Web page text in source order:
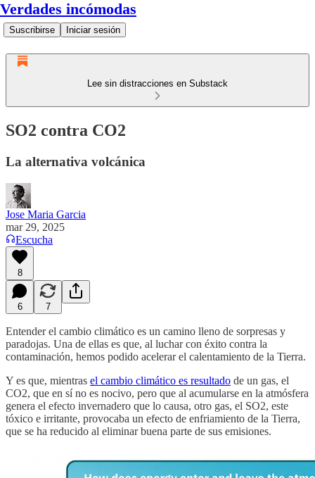
Verdades incómodas
Suscribirse Iniciar sesión
Lee sin distracciones en Substack
SO2 contra CO2
La alternativa volcánica
Jose Maria Garcia
mar 29, 2025
Escucha
8
6 7
Entender el cambio climático es un camino lleno de sorpresas y
paradojas. Una de ellas es que, al luchar con éxito contra la
contaminación, hemos podido acelerar el calentamiento de la Tierra.
Y es que, mientras el cambio climático es resultado de un gas, el
CO2, que en sí no es nocivo, pero que al acumularse en la atmósfera
genera el efecto invernadero que lo causa, otro gas, el SO2, este
tóxico e irritante, provocaba un efecto de enfriamiento de la Tierra,
que se ha reducido al eliminar buena parte de sus emisiones.